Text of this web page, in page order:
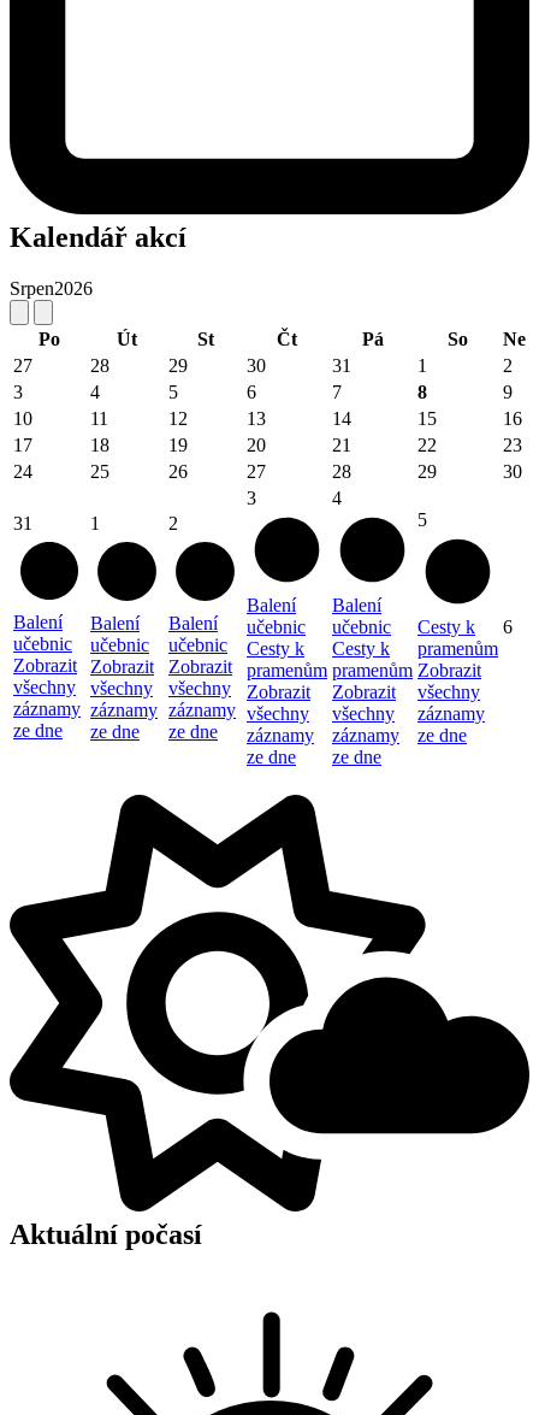
Kalendář akcí
Srpen2026
Po Út St Čt Pá So
Ne
27
28 29 30 31 1
2
3
4 5 6 7 8
9
10
11 12 13 14 15
16
17
18 19 20 21 22
23
24
25 26 27 28 29 30
31
Balení
učebnic
Zobrazit
všechny
záznamy
ze dne
1
Balení
učebnic
Zobrazit
všechny
záznamy
ze dne
2
Balení
učebnic
Zobrazit
všechny
záznamy
ze dne
3
Balení
učebnic
Cesty k
pramenům
Zobrazit
všechny
záznamy
ze dne
4
Balení
učebnic
Cesty k
pramenům
Zobrazit
všechny
záznamy
ze dne
5
Cesty k
pramenům
Zobrazit
všechny
záznamy
ze dne
6
Aktuální počasí